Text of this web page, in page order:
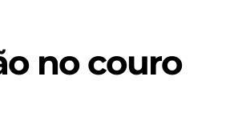
no couro